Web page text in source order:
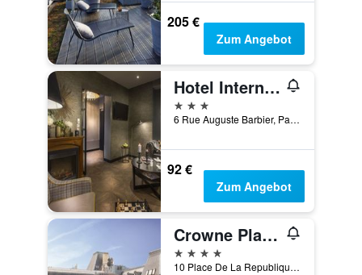
205 €
Zum Angebot
Hotel International Paris
3 Sterne
6 Rue Auguste Barbier, Paris, Frankreich
92 €
Zum Angebot
Crowne Plaza Paris - Republique By IHG
4 Sterne
10 Place De La Republique, Paris, Frankreich